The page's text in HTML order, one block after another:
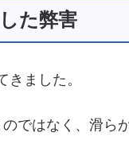
た弊害
ました。
ではなく、滑ら